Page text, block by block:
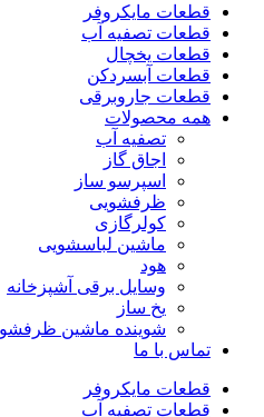
قطعات مایکروفر
قطعات تصفیه آب
قطعات یخچال
قطعات آبسردکن
قطعات جاروبرقی
همه محصولات
تصفیه آب
اجاق گاز
اسپرسو ساز
ظرفشویی
کولرگازی
ماشین لباسشویی
هود
وسایل برقی آشپزخانه
یخ ساز
شوینده ماشین
تماس با ما
قطعات مایکروفر
قطعات تصفیه آب